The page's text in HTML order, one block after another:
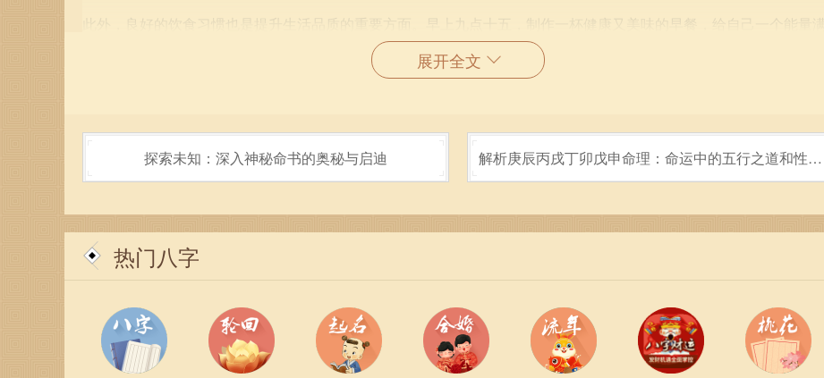
此外，良好的饮食习惯也是提升生活品质的重要方面。早上九点十五，制作一杯健康又美味的早餐，给自己一个能量满
满的开始。这不单单是为了身体的健康，更是对自我的一种尊重与爱护。饮食的合理搭配能够显著提高我们的注意力和
展开全文
探索未知：深入神秘命书的奥秘与启迪 解析庚辰丙戌丁卯戊申命理：命运中的五行之道和性格
热门八字